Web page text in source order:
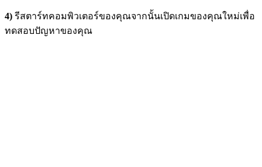
4) รีสตาร์ทคอมพิวเตอร์ของคุณจากนั้นเปิดเกมของคุณใหม่เพื่อ
ทดสอบปัญหาของคุณ